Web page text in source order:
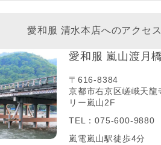
愛和服 清水本店へのアクセス
愛和服 嵐山渡月
〒616-8384
京都市右京区嵯峨天
リー嵐山2F
TEL：075-600-9880
嵐電嵐山駅徒歩4分